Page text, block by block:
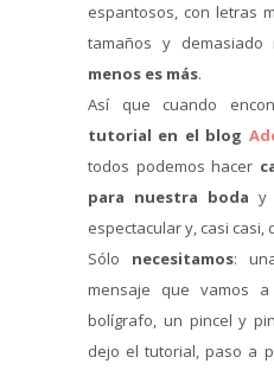
espantosos, con letras
tamaños y demasiado
menos es más.
Así que cuando
tutorial en el blog
todos podemos hacer
para nuestra boda y
espectacular y, casi casi,
Sólo necesitamos:
mensaje que vamos
bolígrafo, un pincel y
dejo el tutorial, paso a